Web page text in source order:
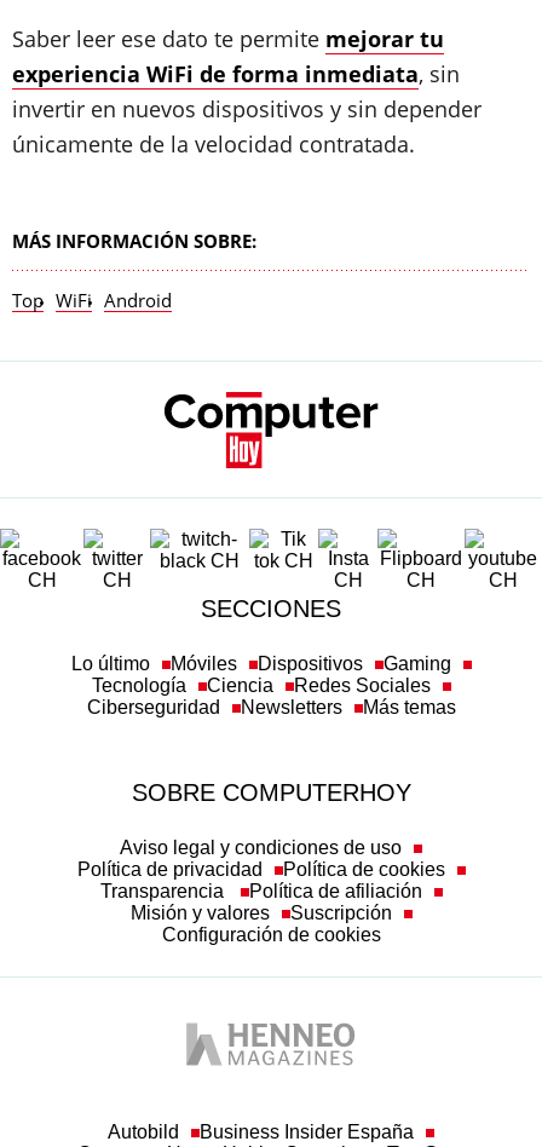
Saber leer ese dato te permite mejorar tu
experiencia WiFi de forma inmediata, sin
invertir en nuevos dispositivos y sin depender
únicamente de la velocidad contratada.
MÁS INFORMACIÓN SOBRE:
Top WiFi Android
SECCIONES
Lo último Móviles Dispositivos
Gaming
Tecnología
Ciencia
Redes Sociales
Ciberseguridad
Newsletters Más temas
SOBRE COMPUTERHOY
Aviso legal y condiciones de uso
Política de privacidad
Política de cookies
Transparencia
Política de afiliación
Misión y valores
Suscripción
Configuración de cookies
Autobild
Business Insider España